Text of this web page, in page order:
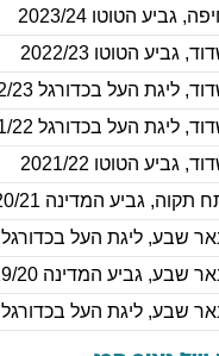
, גביע הטוטו 2023/24
, גביע הטוטו 2022/23
, ליגת העל בכדורגל 2022/23
, ליגת העל בכדורגל 2021/22
, גביע הטוטו 2021/22
תקוה, גביע המדינה 2020/21
שבע, ליגת העל בכדורגל 2020/21
שבע, גביע המדינה 2019/20
שבע, ליגת העל בכדורגל 2019/20